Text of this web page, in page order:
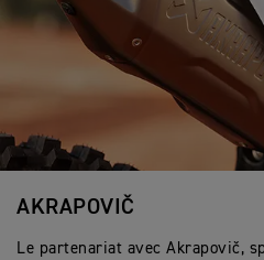
AKRAPOVIČ
Le partenariat avec Akrapovič,